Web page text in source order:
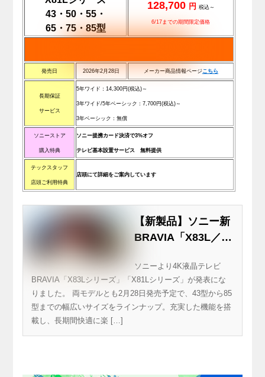
43・50・55・
65・75・85型
128,700 円 税込～
6/17までの期間限定価格
発売日 2026年2月28日 メーカー商品情報ページこちら
長期保証
サービス
5年ワイド：14,300円(税込) ～
3年ワイド/5年ベーシック：7,700円(税込) ～
3年ベーシック：無償
ソニーストア
購入特典
ソニー提携カード決済で3%オフ
テレビ基本設置サービス 無料提供
テックスタッフ
店頭ご利用特典
店頭にて詳細をご案内しています
【新製品】ソニー新
BRAVIA「X83L／
行予約開始！ 2月
28日発売、43～85
型対応の高コスパ4K
ソニーより4K液晶テレビ
BRAVIA「X83Lシリーズ」「X81Lシリーズ」が発表にな
りました。 両モデルとも2月28日発売予定で、43型から85
型までの幅広いサイズをラインナップ。充実した機能を搭
載し、長期間快適に楽 […]